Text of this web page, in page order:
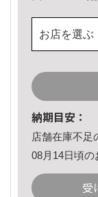
お店を選ぶ
納期目安：
店舗在庫不足
08月14日頃の
受